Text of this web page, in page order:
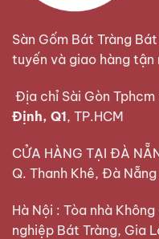
Sàn Gốm Bát Tràng
tuyến và giao hàng tận
Địa chỉ Sài Gòn
Định, Q1, TP.HCM
CỬA HÀNG TẠI ĐÀ
Q. Thanh Khê, Đà Nẵng
Hà Nội : Tòa nhà
nghiệp Bát Tràng, Gia